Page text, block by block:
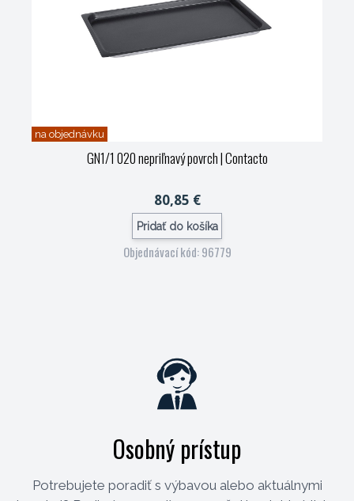
na objednávku
GN1/1 020 nepriľnavý povrch| Contacto
80,85 €
Pridať do košíka
Objednávací kód: 96779
Osobný prístup
Potrebujete poradiť s výbavou alebo aktuálnymi